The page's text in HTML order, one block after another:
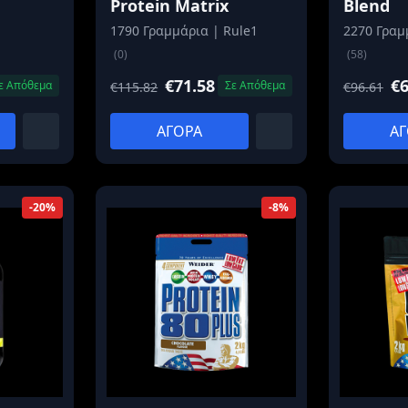
Απόθεμα
Protein Matrix
1790 Γραμμάρια | Rule1
(0)
€115.82 €71.58 Σε Απόθεμα
ΑΓΟΡΑ
Blend
2270
(58)
€96.61
-20% -8%